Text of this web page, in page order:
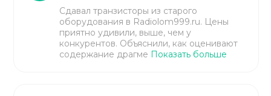
Сдавал транзисторы из старого
оборудования в Radiolom999.ru. Цены
приятно удивили, выше, чем у
конкурентов. Объяснили, как оценивают
содержание драгме Показать больше